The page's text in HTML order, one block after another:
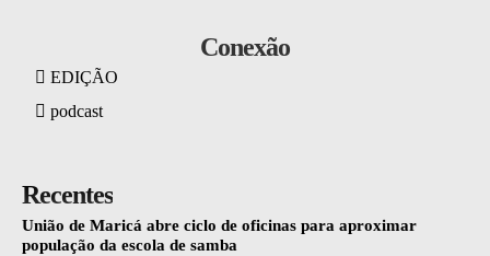
Conexão
EDIÇÃO
podcast
Recentes
União de Maricá abre ciclo de oficinas para aproximar
população da escola de samba